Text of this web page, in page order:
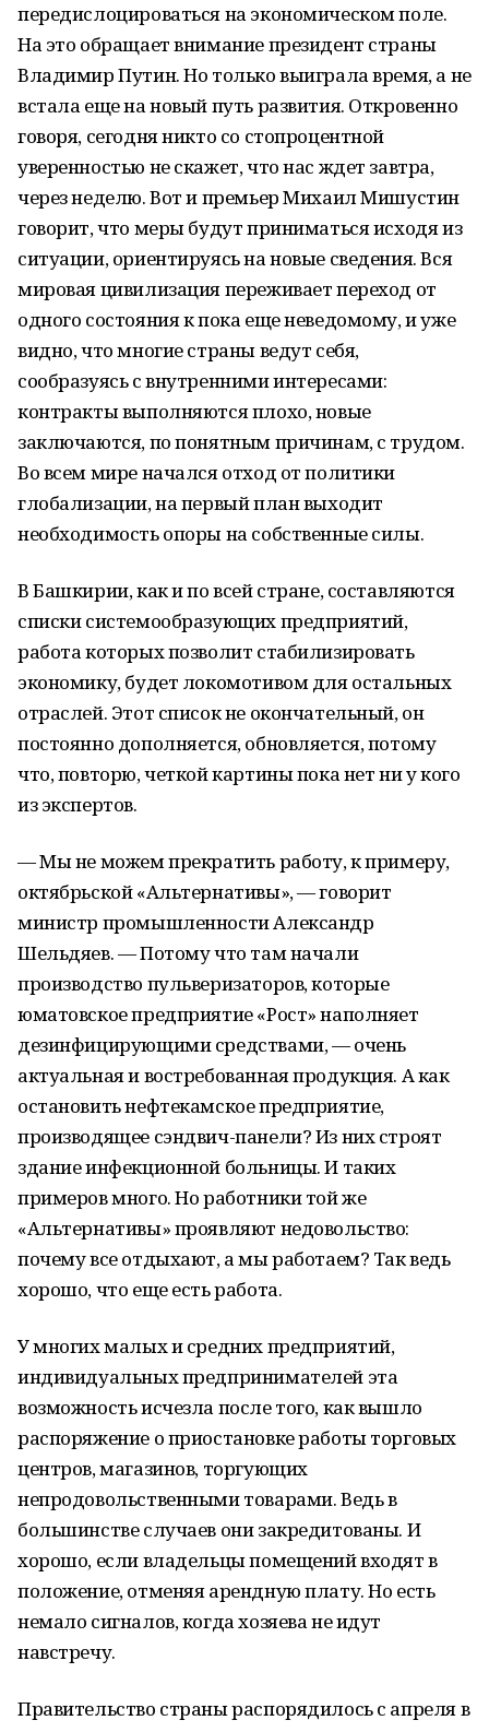
передислоцироваться на экономическом поле.
На это обращает внимание президент страны
Владимир Путин. Но только выиграла время, а не
встала еще на новый путь развития. Откровенно
говоря, сегодня никто со стопроцентной
уверенностью не скажет, что нас ждет завтра,
через неделю. Вот и премьер Михаил Мишустин
говорит, что меры будут приниматься исходя из
ситуации, ориентируясь на новые сведения. Вся
мировая цивилизация переживает переход от
одного состояния к пока еще неведомому, и уже
видно, что многие страны ведут себя,
сообразуясь с внутренними интересами:
контракты выполняются плохо, новые
заключаются, по понятным причинам, с трудом.
Во всем мире начался отход от политики
глобализации, на первый план выходит
необходимость опоры на собственные силы.
В Башкирии, как и по всей стране, составляются
списки системообразующих предприятий,
работа которых позволит стабилизировать
экономику, будет локомотивом для остальных
отраслей. Этот список не окончательный, он
постоянно дополняется, обновляется, потому
что, повторю, четкой картины пока нет ни у кого
из экспертов.
— Мы не можем прекратить работу, к примеру,
октябрьской «Альтернативы», — говорит
министр промышленности Александр
Шельдяев. — Потому что там начали
производство пульверизаторов, которые
юматовское предприятие «Рост» наполняет
дезинфицирующими средствами, — очень
актуальная и востребованная продукция. А как
остановить нефтекамское предприятие,
производящее сэндвич-панели? Из них строят
здание инфекционной больницы. И таких
примеров много. Но работники той же
«Альтернативы» проявляют недовольство:
почему все отдыхают, а мы работаем? Так ведь
хорошо, что еще есть работа.
У многих малых и средних предприятий,
индивидуальных предпринимателей эта
возможность исчезла после того, как вышло
распоряжение о приостановке работы торговых
центров, магазинов, торгующих
непродовольственными товарами. Ведь в
большинстве случаев они закредитованы. И
хорошо, если владельцы помещений входят в
положение, отменяя арендную плату. Но есть
немало сигналов, когда хозяева не идут
навстречу.
Правительство страны распорядилось с апреля в